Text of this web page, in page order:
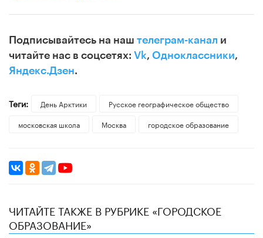
Подписывайтесь на наш телеграм-канал и
читайте нас в соцсетях: Vk, Одноклассники,
Яндекс.Дзен.
Теги: День Арктики
Русское географическое общество
московская школа
Москва городское образование
ЧИТАЙТЕ ТАКЖЕ В РУБРИКЕ «ГОРОДСКОЕ
ОБРАЗОВАНИЕ»